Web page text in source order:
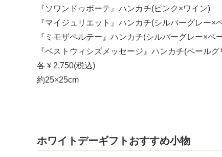
『ソワンドゥボーテ』ハンカチ(ピンク×ワイン)
『マイジュリエット』ハンカチ(シルバーグレ
『ミモザペルテー』ハンカチ(シルバーグレー×ペ
『ベストウィシズメッセージ』ハンカチ(ペール
各￥2,750(税込)
約25×25cm
ホワイトデーギフトおすすめ小物